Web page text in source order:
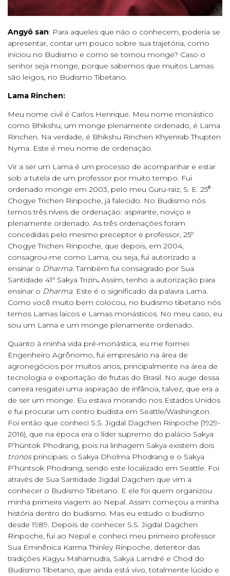
Angyô san: Para aqueles que não o conhecem, poderia se
apresentar, contar um pouco sobre sua trajetória, como
iniciou no Budismo e como se tornou monge? Caso o
senhor seja monge, porque sabemos que muitos Lamas
são leigos, no Budismo Tibetano.
Lama Rinchen:
Meu nome civil é Carlos Henrique. Meu nome monástico
como Bhikshu, um monge plenamente ordenado, é Lama
Rinchen. Na verdade, é Bhikshu Rinchen Khyenrab Thupten
Nyma. Este é meu nome de ordenação.
Vir a ser um Lama é um processo de acompanhar e estar
sob a tutela de um professor por muito tempo. Fui
ordenado monge em 2003, pelo meu Guru-raiz, S. E. 25⁰
Chogye Trichen Rinpoche, já falecido. No Budismo nós
temos três níveis de ordenação: aspirante, noviço e
plenamente ordenado. As três ordenações foram
concedidas pelo mesmo preceptor e professor, 25º
Chogye Trichen Rinpoche, que depois, em 2004,
consagrou-me como Lama, ou seja, fui autorizado a
ensinar o Dharma. Também fui consagrado por Sua
Santidade 41º Sakya Trizin. Assim, tenho a autorização para
ensinar o Dharma. Este é o significado da palavra Lama.
Como você muito bem colocou, no budismo tibetano nós
temos Lamas laicos e Lamas monásticos. No meu caso, eu
sou um Lama e um monge plenamente ordenado.
Quanto à minha vida pré-monástica, eu me formei
Engenheiro Agrônomo, fui empresário na área de
agronegócios por muitos anos, principalmente na área de
tecnologia e exportação de frutas do Brasil. No auge dessa
carreira resgatei uma aspiração de infância, talvez, que era a
de ser um monge. Eu estava morando nos Estados Unidos
e fui procurar um centro budista em Seattle/Washington.
Foi então que conheci S.S. Jigdal Dagchen Rinpoche (1929-
2016), que na época era o líder supremo do palácio Sakya
P’hüntok Phodrang, pois na linhagem Sakya existem dois
tronosprincipais: o Sakya Dholma Phodrang e o Sakya
P’hüntsok Phodrang, sendo este localizado em Seattle. Foi
através de Sua Santidade Jigdal Dagchen que vim a
conhecer o Budismo Tibetano. E ele foi quem organizou
minha primeira viagem ao Nepal. Assim começou a minha
história dentro do budismo. Mas eu estudo o budismo
desde 1989. Depois de conhecer S.S. Jigdal Dagchen
Rinpoche, fui ao Nepal e conheci meu primeiro professor
Sua Eminênica Karma Thinley Rinpoche, detentor das
tradições Kagyu Mahamudra, Sakya Lamdré e Chod do
Budismo Tibetano, que ainda está vivo, totalmente lúcido e